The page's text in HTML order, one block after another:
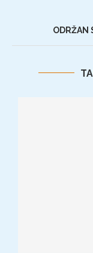
ODRŽAN